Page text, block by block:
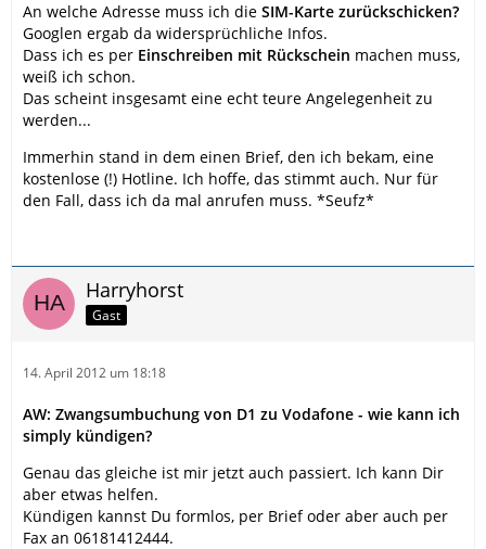
An welche Adresse muss ich die SIM-Karte zurückschicken?
Googlen ergab da widersprüchliche Infos.
Dass ich es per Einschreiben mit Rückschein machen muss,
weiß ich schon.
Das scheint insgesamt eine echt teure Angelegenheit zu
werden...
Immerhin stand in dem einen Brief, den ich bekam, eine
kostenlose (!) Hotline. Ich hoffe, das stimmt auch. Nur für
den Fall, dass ich da mal anrufen muss. *Seufz*
Harryhorst
Gast
14. April 2012 um 18:18
AW: Zwangsumbuchung von D1 zu Vodafone - wie kann ich
simply kündigen?
Genau das gleiche ist mir jetzt auch passiert. Ich kann Dir
aber etwas helfen.
Kündigen kannst Du formlos, per Brief oder aber auch per
Fax an 06181412444.